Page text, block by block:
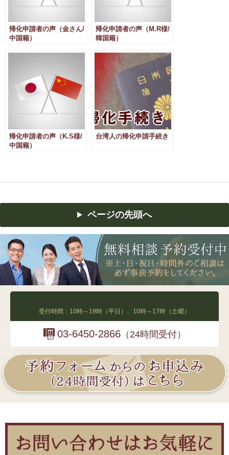
帰化申請者の声（金さん/
中国籍）
帰化申請者の声（M.R様/
韓国籍）
帰化申請者の声（K.S様/
中国籍）
台湾人の帰化申請手続き
ページの先頭へ
受付時間：10時～19時（平日）、10時～17時（土曜）
03-6450-2866（24時間受付）